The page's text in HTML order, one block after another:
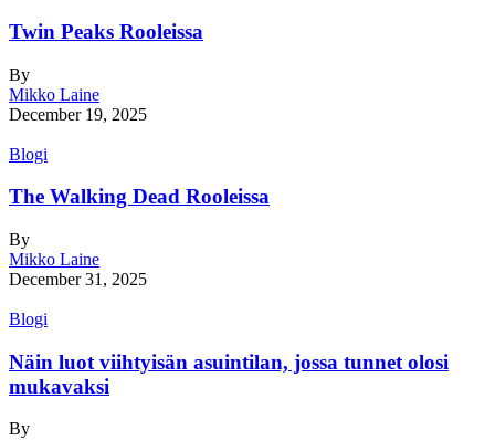
Twin Peaks Rooleissa
By
Mikko Laine
December 19, 2025
Blogi
The Walking Dead Rooleissa
By
Mikko Laine
December 31, 2025
Blogi
Näin luot viihtyisän asuintilan, jossa tunnet olosi
mukavaksi
By